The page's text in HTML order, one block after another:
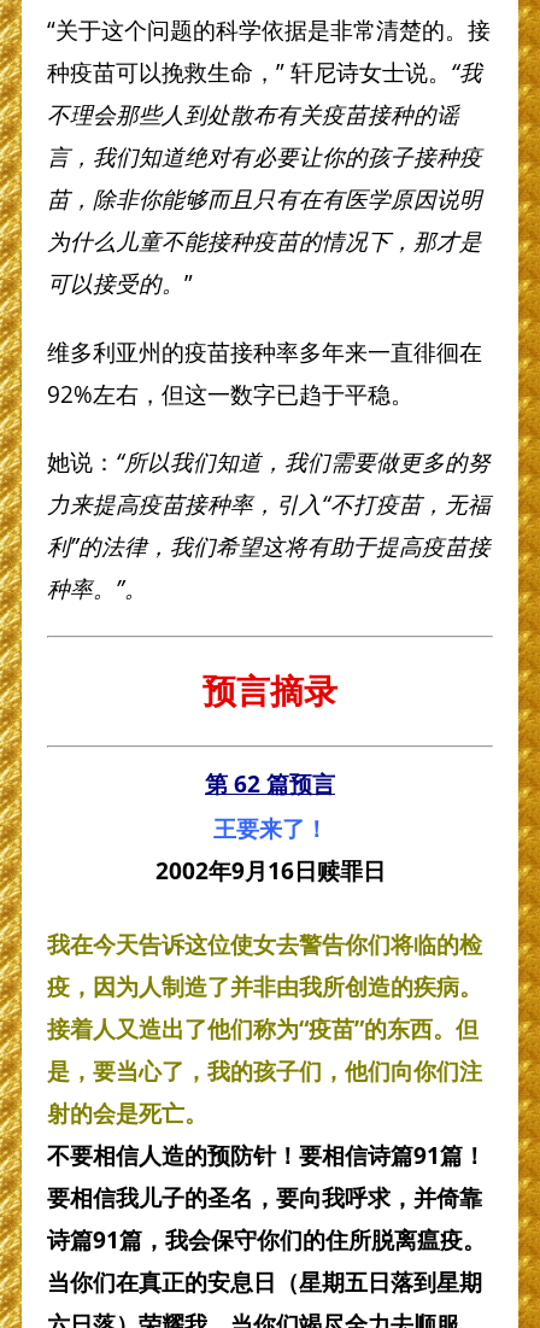
“关于这个问题的科学依据是非常清楚的。接
种疫苗可以挽救生命，” 轩尼诗女士说。 “我
不理会那些人到处散布有关疫苗接种的谣
言，我们知道绝对有必要让你的孩子接种疫
苗，除非你能够而且只有在有医学原因说明
为什么儿童不能接种疫苗的情况下，那才是
可以接受的。 ”
维多利亚州的疫苗接种率多年来一直徘徊在
92%左右，但这一数字已趋于平稳。
她说： “所以我们知道，我们需要做更多的努
力来提高疫苗接种率，引入“不打疫苗，无福
利”的法律，我们希望这将有助于提高疫苗接
种率。 ”。
预言摘录
第 62 篇预言
王要来了！
2002年9月16日赎罪日
我在今天告诉这位使女去警告你们将临的检
疫，因为人制造了并非由我所创造的疾病。
接着人又造出了他们称为“疫苗”的东西。但
是，要当心了，我的孩子们，他们向你们注
射的会是死亡。
不要相信人造的预防针！要相信诗篇91篇！
要相信我儿子的圣名，要向我呼求，并倚靠
诗篇91篇，我会保守你们的住所脱离瘟疫。
当你们在真正的安息日（星期五日落到星期